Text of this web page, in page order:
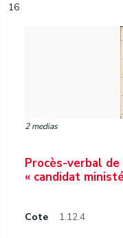
16
2 medias
Procès-verbal
« candidat
Cote 1.12.4